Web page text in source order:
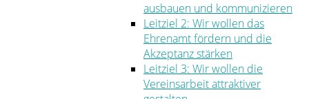
ausbauen und kommunizieren
Leitziel 2: Wir wollen das
Ehrenamt fördern und die
Akzeptanz stärken
Leitziel 3: Wir wollen die
Vereinsarbeit attraktiver